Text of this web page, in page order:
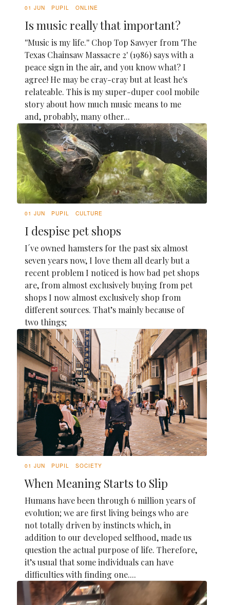
01 JUN PUPIL ONLINE
Is music really that important?
''Music is my life.'' Chop Top Sawyer from 'The
Texas Chainsaw Massacre 2' (1986) says with a
peace sign in the air, and you know what? I
agree! He may be cray-cray but at least he's
relateable. This is my super-duper cool mobile
story about how much music means to me
and, probably, many other...
01 JUN PUPIL CULTURE
I despise pet shops
I´ve owned hamsters for the past six almost
seven years now, I love them all dearly but a
recent problem I noticed is how bad pet shops
are, from almost exclusively buying from pet
shops I now almost exclusively shop from
different sources. That’s mainly because of
two things;
01 JUN PUPIL SOCIETY
When Meaning Starts to Slip
Humans have been through 6 million years of
evolution; we are first living beings who are
not totally driven by instincts which, in
addition to our developed selfhood, made us
question the actual purpose of life. Therefore,
it’s usual that some individuals can have
difficulties with finding one....